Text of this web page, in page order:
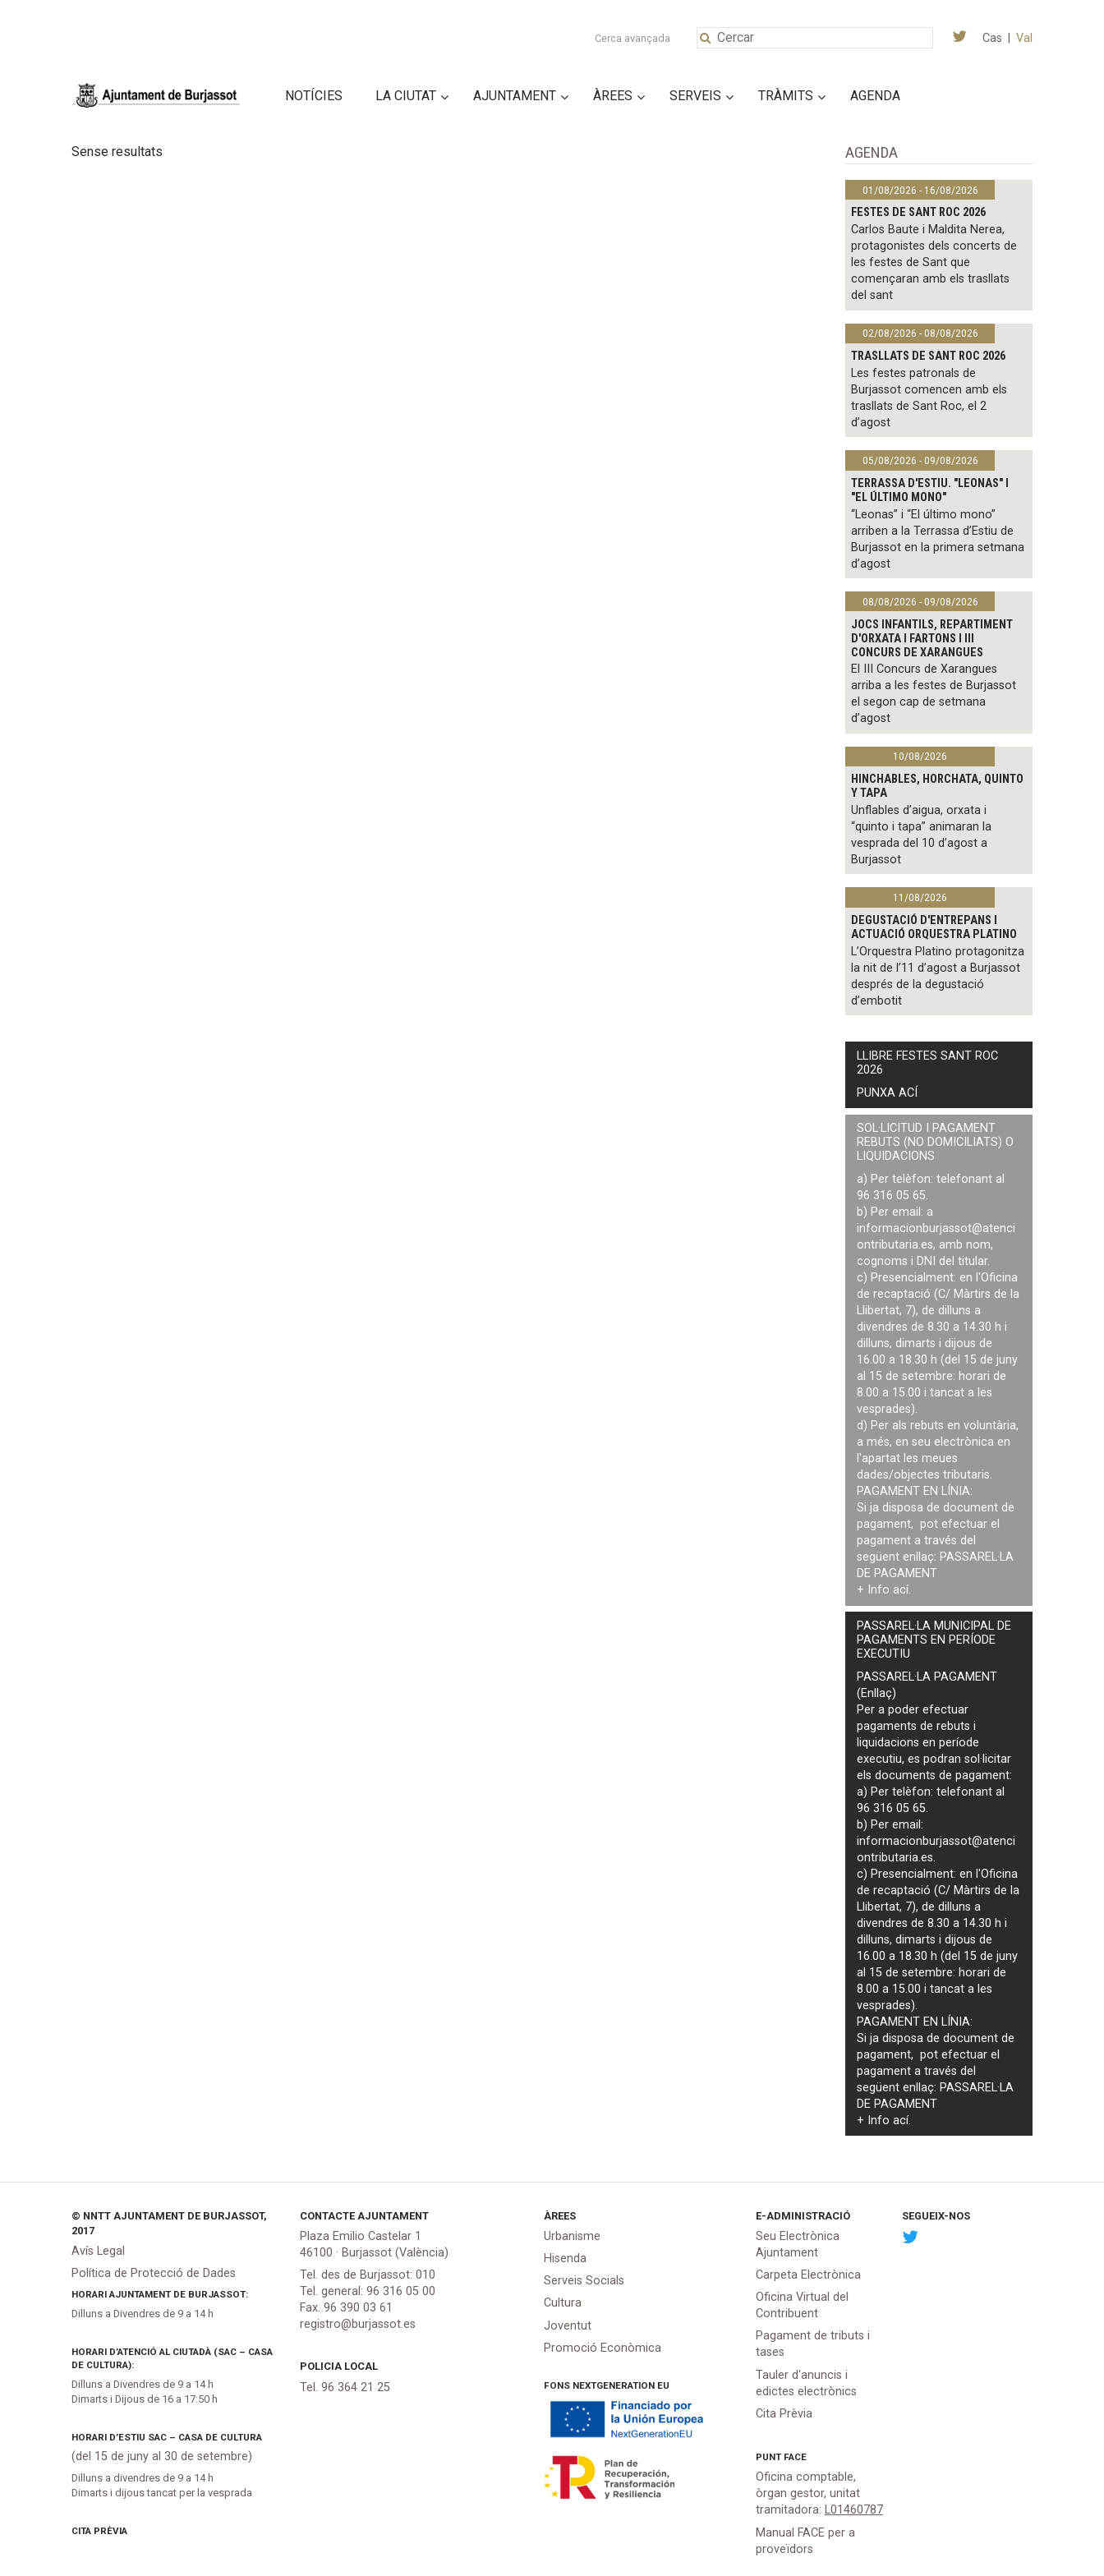
Cerca avançada Cas Val
NOTÍCIES LA CIUTAT AJUNTAMENT ÀREES SERVEIS TRÀMITS AGENDA
Sense resultats AGENDA
01/08/2026 - 16/08/2026
FESTES DE SANT ROC 2026
Carlos Baute i Maldita Nerea,
protagonistes dels concerts de
les festes de Sant que
començaran amb els trasllats
del sant
02/08/2026 - 08/08/2026
TRASLLATS DE SANT ROC 2026
Les festes patronals de
Burjassot comencen amb els
trasllats de Sant Roc, el 2
d’agost
05/08/2026 - 09/08/2026
TERRASSA D'ESTIU. "LEONAS" I
"EL ÚLTIMO MONO"
“Leonas” i “El último mono”
arriben a la Terrassa d’Estiu de
Burjassot en la primera setmana
d’agost
08/08/2026 - 09/08/2026
JOCS INFANTILS, REPARTIMENT
D'ORXATA I FARTONS I III
CONCURS DE XARANGUES
El III Concurs de Xarangues
arriba a les festes de Burjassot
el segon cap de setmana
d’agost
10/08/2026
HINCHABLES, HORCHATA, QUINTO
Y TAPA
Unflables d’aigua, orxata i
“quinto i tapa” animaran la
vesprada del 10 d’agost a
Burjassot
11/08/2026
DEGUSTACIÓ D'ENTREPANS I
ACTUACIÓ ORQUESTRA PLATINO
L’Orquestra Platino protagonitza
la nit de l’11 d’agost a Burjassot
després de la degustació
d’embotit
LLIBRE FESTES SANT ROC
2026
PUNXA ACÍ
SOL·LICITUD I PAGAMENT
REBUTS (NO DOMICILIATS) O
LIQUIDACIONS
a) Per telèfon: telefonant al
96 316 05 65.
b) Per email: a
informacionburjassot@atenci
ontributaria.es, amb nom,
cognoms i DNI del titular.
c) Presencialment: en l'Oficina
de recaptació (C/ Màrtirs de la
Llibertat, 7), de dilluns a
divendres de 8.30 a 14.30 h i
dilluns, dimarts i dijous de
16.00 a 18.30 h (del 15 de juny
al 15 de setembre: horari de
8.00 a 15.00 i tancat a les
vesprades).
d) Per als rebuts en voluntària,
a més, en seu electrònica en
l'apartat les meues
dades/objectes tributaris.
PAGAMENT EN LÍNIA:
Si ja disposa de document de
pagament, pot efectuar el
pagament a través del
següent enllaç: PASSAREL·LA
DE PAGAMENT
+ Info ací.
PASSAREL·LA MUNICIPAL DE
PAGAMENTS EN PERÍODE
EXECUTIU
PASSAREL·LA PAGAMENT
(Enllaç)
Per a poder efectuar
pagaments derebuts i
liquidacions en període
executiu, es podransol·licitar
els documents de pagament:
a) Per telèfon: telefonant al
96 316 05 65.
b) Per email:
informacionburjassot@atenci
ontributaria.es.
c) Presencialment: en l'Oficina
de recaptació (C/ Màrtirs de la
Llibertat, 7), de dilluns a
divendres de 8.30 a 14.30 h i
dilluns, dimarts i dijous de
16.00 a 18.30 h (del 15 de juny
al 15 de setembre: horari de
8.00 a 15.00 i tancat a les
vesprades).
PAGAMENT EN LÍNIA:
Si ja disposa de document de
pagament, pot efectuar el
pagament a través del
següent enllaç: PASSAREL·LA
DE PAGAMENT
+ Infoací.
© NNTT AJUNTAMENT DE BURJASSOT,
2017
Avís Legal
Política de Protecció de Dades
HORARI AJUNTAMENT DE BURJASSOT:
Dilluns a Divendres de 9 a 14 h
HORARI D’ATENCIÓ AL CIUTADÀ (SAC – CASA
DE CULTURA):
Dilluns a Divendres de 9 a 14 h
Dimarts i Dijous de 16 a 17:50 h
HORARI D’ESTIU SAC – CASA DE CULTURA
(del 15 de juny al 30 de setembre)
Dilluns a divendres de 9 a 14 h
Dimarts i dijous tancat per la vesprada
CITA PRÈVIA
CONTACTE AJUNTAMENT
Plaza Emilio Castelar 1
46100 · Burjassot (València)
Tel. des de Burjassot: 010
Tel. general: 96 316 05 00
Fax. 96 390 03 61
registro@burjassot.es
POLICIA LOCAL
Tel. 96 364 21 25
ÀREES
Urbanisme
Hisenda
Serveis Socials
Cultura
Joventut
Promoció Econòmica
FONS NEXTGENERATION EU
E-ADMINISTRACIÓ
Seu Electrònica
Ajuntament
Carpeta Electrònica
Oficina Virtual del
Contribuent
Pagament de tributs i
tases
Tauler d'anuncis i
edictes electrònics
Cita Prèvia
PUNT FACE
Oficina comptable,
òrgan gestor, unitat
tramitadora: L01460787
Manual FACE per a
proveïdors
SEGUEIX-NOS